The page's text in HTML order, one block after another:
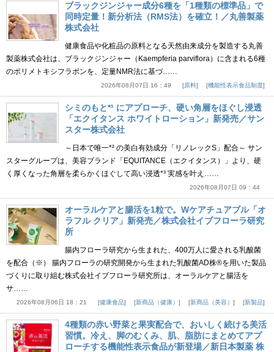
ブラックジンジャー成分6種を「1種類の標準品」で
同時定量！新分析法（RMS法）を確立！／丸善製薬
株式会社
健康食品や化粧品の原料となる天然由来成分を製造する丸善
製薬株式会社は、ブラックジンジャー（Kaempferia parviflora）に含まれる6種
のポリメトキシフラボンを、定量NMR法に基づ……
2026年08月07日 16：49 原料 機能性表示食品制度
シミのもと*¹ にアプローチ、硬い角層をほぐし浸透
「エクイタンス ホワイトローション」新発売／サン
スター株式会社
～日本で唯一*² の美白有効成分「リノレックS」配合～ サン
スターグループは、美容ブランド「EQUITANCE（エクイタンス）」より、硬
く厚くなった角層を柔らかくほぐして高い浸透*³ 実感を叶え……
2026年08月07日 09：44
オーラルケアと腸活を1粒で。Wケアチュアブル「オ
ラフル クリア」新発売／株式会社イブフローラ研究
所
腸内フローラ研究から生まれた、400万人に愛される乳酸菌
を配合（※） 腸内フローラの研究開発から生まれた乳酸菌AD株®を用いた製品
づくりに取り組む株式会社イブフローラ研究所は、オーラルケアと腸活を
サ……
2026年08月06日 18：21 健康食品 新商品（健康） 新商品（美容） 新製品
4種類の赤い野菜と果実配合で、おいしく続ける美活
習慣。冷え、脚のむくみ、肌、脂肪にまとめてアプ
ローチする機能性表示食品が新登場／新日本製薬 株